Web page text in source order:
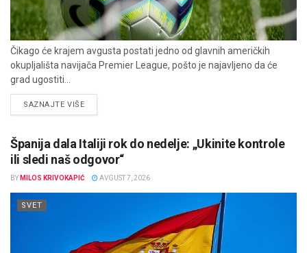
Čikago će krajem avgusta postati jedno od glavnih američkih
okupljališta navijača Premier League, pošto je najavljeno da će
grad ugostiti...
SAZNAJTE VIŠEDETAILS
Španija dala Italiji rok do nedelje: „Ukinite kontrole
ili sledi naš odgovor“
BY MILOS KRIVOKAPIĆ AVGUST 7, 2026
SVET